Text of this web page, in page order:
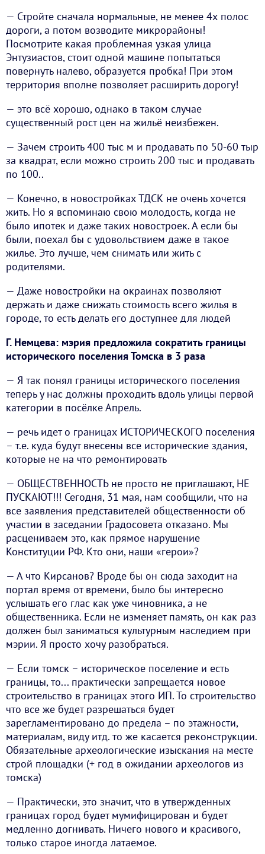
— Стройте сначала нормальные, не менее 4х полос
дороги, а потом возводите микрорайоны!
Посмотрите какая проблемная узкая улица
Энтузиастов, стоит одной машине попытаться
повернуть налево, образуется пробка! При этом
территория вполне позволяет расширить дорогу!
— это всё хорошо, однако в таком случае
существенный рост цен на жильё неизбежен.
— Зачем строить 400 тыс м и продавать по 50-60 тыр
за квадрат, если можно строить 200 тыс и продавать
по 100..
— Конечно, в новостройках ТДСК не очень хочется
жить. Но я вспоминаю свою молодость, когда не
было ипотек и даже таких новостроек. А если бы
были, поехал бы с удовольствием даже в такое
жилье. Это лучше, чем снимать или жить с
родителями.
— Даже новостройки на окраинах позволяют
держать и даже снижать стоимость всего жилья в
городе, то есть делать его доступнее для людей
Г. Немцева: мэрия предложила сократить границы
исторического поселения Томска в 3 раза
— Я так понял границы исторического поселения
теперь у нас должны проходить вдоль улицы первой
категории в посёлке Апрель.
— речь идет о границах ИСТОРИЧЕСКОГО поселения
– т.е. куда будут внесены все исторические здания,
которые не на что ремонтировать
— ОБЩЕСТВЕННОСТЬ не просто не приглашают, НЕ
ПУСКАЮТ!!! Сегодня, 31 мая, нам сообщили, что на
все заявления представителей общественности об
участии в заседании Градосовета отказано. Мы
расцениваем это, как прямое нарушение
Конституции РФ. Кто они, наши «герои»?
— А что Кирсанов? Вроде бы он сюда заходит на
портал время от времени, было бы интересно
услышать его глас как уже чиновника, а не
общественника. Если не изменяет память, он как раз
должен был заниматься культурным наследием при
мэрии. Я просто хочу разобраться.
— Если томск – историческое поселение и есть
границы, то... практически запрещается новое
строительство в границах этого ИП. То строительство
что все же будет разрешаться будет
зарегламентировано до предела – по этажности,
материалам, виду итд. то же касается реконструкции.
Обязательные археологические изыскания на месте
строй площадки (+ год в ожидании археологов из
томска)
— Практически, это значит, что в утвержденных
границах город будет мумифицирован и будет
медленно догнивать. Ничего нового и красивого,
только старое иногда латаемое.